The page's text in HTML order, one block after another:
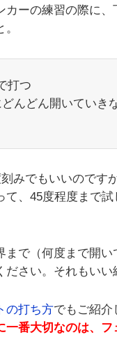
カーの練習の際に、
打つ
どんどん開いていき
みでもいいのです
て、45度程度まで試
まで（何度まで開い
ださい。それもいい
の打ち方でもご紹介
一番大切なのは、